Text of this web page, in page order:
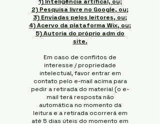
2) Pesquisa livre no Google, ou;
3) Enviadas pelos leitores, ou;
4) Acervo da plataforma Wix, ou;
5) Autoria do próprio adm do
site.
Em caso de conflitos de
interesse / propriedade
intelectual, favor entrar em
contato pelo e-mail acima para
pedir a retirada do material (o e-
mail terá resposta não
automática no momento da
leitura e a retirada ocorrerá em
até 5 dias úteis do momento em